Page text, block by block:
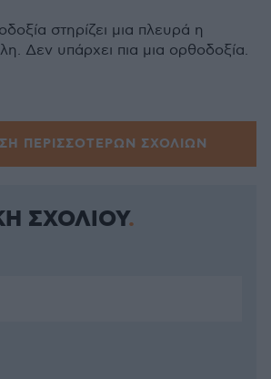
στηρίζει μια πλευρά η
Δεν υπάρχει πια μια ορθοδοξία.
ΠΕΡΙΣΣΟΤΕΡΩΝ ΣΧΟΛΙΩΝ
ΣΧΟΛΙΟΥ